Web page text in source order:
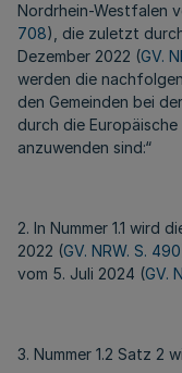
Nordrhein-Westfalen
708), die zuletzt
Dezember 2022 (GV.
werden die
den Gemeinden bei
durch die
anzuwenden sind:“
2. In Nummer 1.1 wird
2022 (GV. NRW. S. 490
vom 5. Juli 2024 (GV.
3. Nummer 1.2 Satz 2